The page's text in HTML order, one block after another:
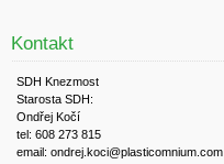
Kontakt
SDH Knezmost
Starosta SDH:
Ondřej Kočí
tel: 608 273 815
email: ondrej.koci@plasticomnium.com